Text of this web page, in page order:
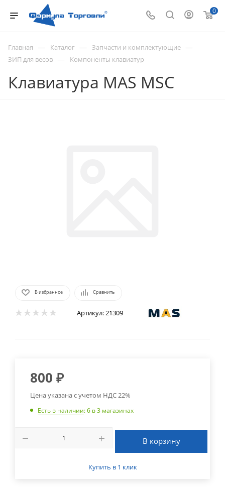
0
Главная — Каталог — Запчасти и комплектующие —
ЗИП для весов — Компоненты клавиатур
Клавиатура MAS MSC
В избранное Сравнить
Артикул:21309
800 ₽
Цена указана с учетом НДС 22%
Есть в наличии: 6 в 3 магазинах
В корзину
Купить в 1 клик